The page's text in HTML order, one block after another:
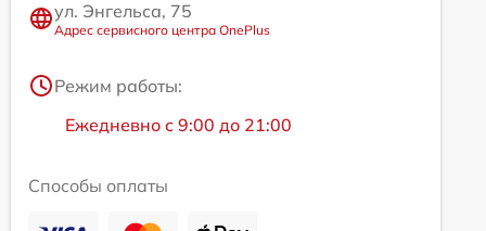
ул. Энгельса, 75
Адрес сервисного центра OnePlus
Режим работы:
Ежедневно с 9:00 до 21:00
Способы оплаты